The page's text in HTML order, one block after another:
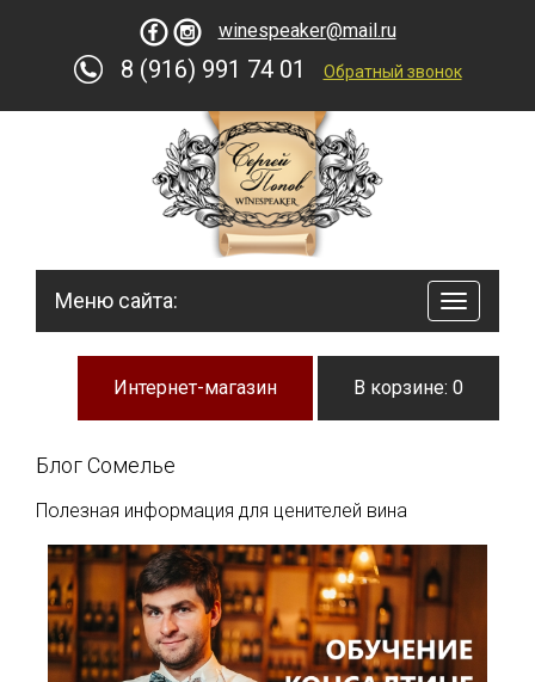
winespeaker@mail.ru
8 (916) 991 74 01 Обратный звонок
по
сайту
Меню сайта:
Интернет-магазин В корзине: 0
Блог Сомелье
Полезная информация для ценителей вина